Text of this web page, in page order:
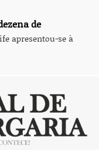
de
apresentou-se à